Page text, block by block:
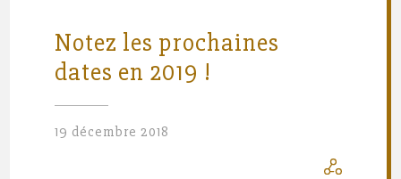
Notez les prochaines
dates en 2019 !
19 décembre 2018